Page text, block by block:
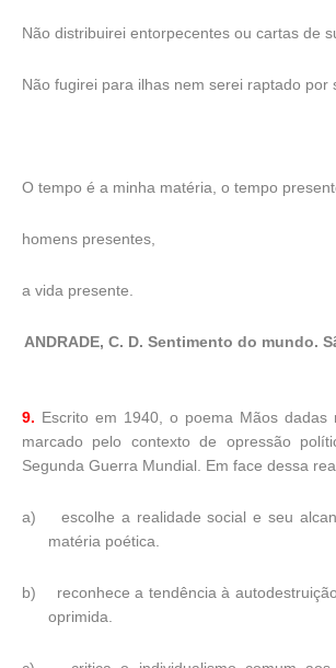
Não distribuirei entorpecentes ou cartas de
Não fugirei para ilhas nem serei raptado por
O tempo é a minha matéria, o tempo
homens presentes,
a vida presente.
ANDRADE, C. D. Sentimento do mundo.
9. Escrito em 1940, o poema Mãos dadas
marcado pelo contexto de opressão
Segunda Guerra Mundial. Em face dessa
a)
escolhe a realidade social e seu
matéria poética.
b)
reconhece a tendência à
oprimida.